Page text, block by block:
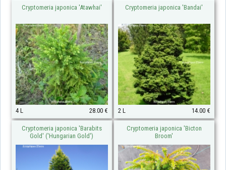
Cryptomeria japonica 'Atawhai'
4 L 28.00 €
Cryptomeria japonica 'Bandai'
2 L 14.00 €
Cryptomeria japonica 'Barabits
Gold' ('Hungarian Gold')
Cryptomeria japonica 'Bicton
Broom'